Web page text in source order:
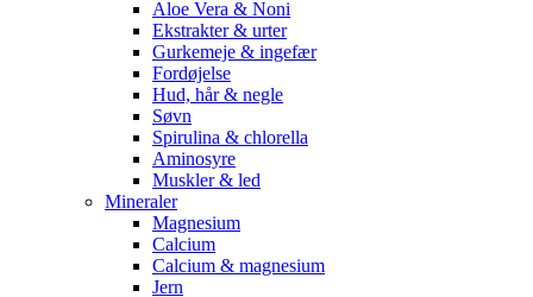
Aloe Vera & Noni
Ekstrakter & urter
Gurkemeje & ingefær
Fordøjelse
Hud, hår & negle
Søvn
Spirulina & chlorella
Aminosyre
Muskler & led
Mineraler
Magnesium
Calcium
Calcium & magnesium
Jern